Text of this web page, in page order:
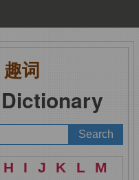
趣词
H I J K L
M